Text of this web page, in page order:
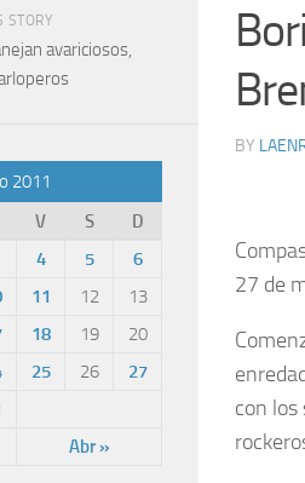
BY
27 de
con
STORY
avariciosos,
2011
V S D
Abr »
4 5
6
11 12
13
18 19
20
25 26
27